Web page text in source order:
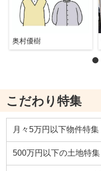
奥村優樹
こだわり特集
月々5万円以下物件特集
500万円以下の土地特集